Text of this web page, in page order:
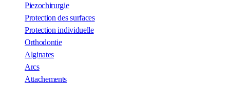
Piezochirurgie
Protection des surfaces
Protection individuelle
Orthodontie
Alginates
Arcs
Attachements